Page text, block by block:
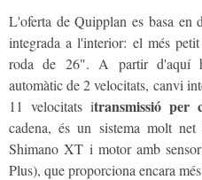
L'oferta de Quipplan es basa en
integrada a l'interior: el més
roda de 26". A partir d'aquí
automàtic de 2 velocitats, canvi
11 velocitats itransmissió per
cadena, és un sistema molt
Shimano XT i motor amb
Plus), que proporciona encara